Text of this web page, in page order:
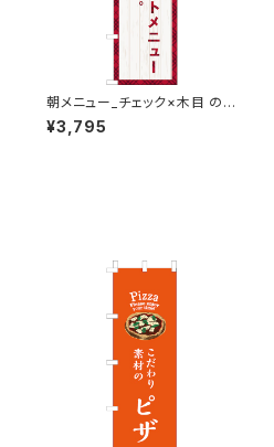
朝メニュー_チェック×木目 のぼ
り旗
¥3,795